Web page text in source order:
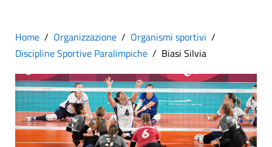
Home Organizzazione
Organismi sportivi
Discipline Sportive Paralimpiche
Biasi Silvia